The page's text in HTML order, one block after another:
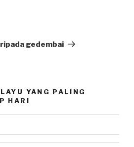
gedembai
YANG PALING
HARI